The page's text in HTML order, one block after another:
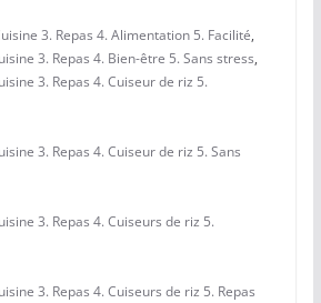
3. Repas 4. Alimentation 5. Facilité,
3. Repas 4. Bien-être 5. Sans stress,
3. Repas 4. Cuiseur de riz 5.
3. Repas 4. Cuiseur de riz 5. Sans
3. Repas 4. Cuiseurs de riz 5.
3. Repas 4. Cuiseurs de riz 5. Repas